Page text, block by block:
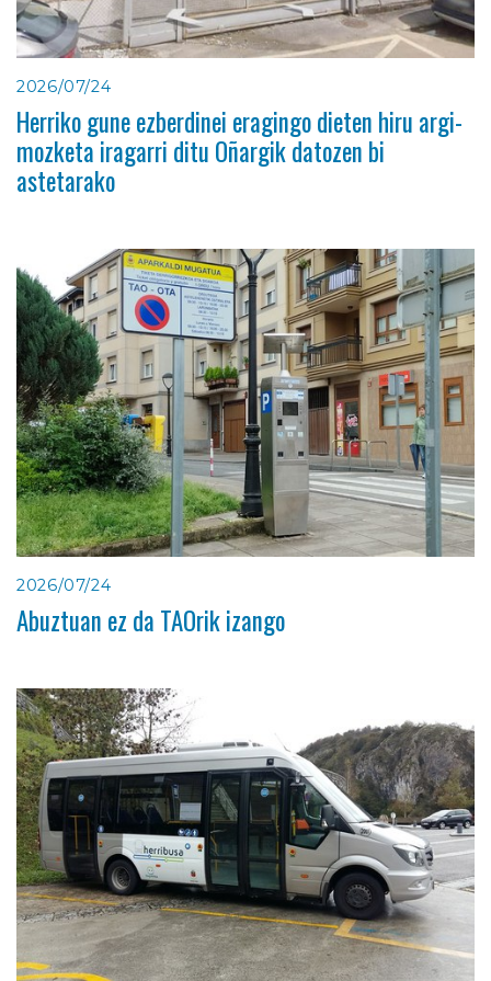
2026/07/24
Herriko gune ezberdinei eragingo dieten hiru argi-
mozketa iragarri ditu Oñargik datozen bi
astetarako
2026/07/24
Abuztuan ez da TAOrik izango